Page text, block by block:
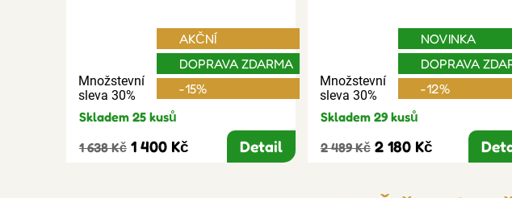
Množstevní
sleva 30%
AKČNÍ
DOPRAVA ZDARMA
-15%
Skladem 25 kusů
1 638 Kč 1 400 Kč Detail
Množstevní
sleva 30%
NOVINKA
DOPRAVA
-12%
Skladem 29 kusů
2 489 Kč 2 180 Kč